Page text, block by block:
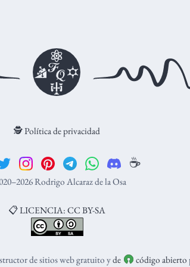
🕵️ Política de privacidad
☕️
Rodrigo Alcaraz de la Osa
📋 LICENCIA: CC BY-SA
de sitios web gratuito yde código abierto